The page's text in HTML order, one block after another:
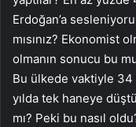
Erdoğan’a
mısınız? Ekonomist
olmanın sonucu bu
Bu ülkede vaktiyle 34
yılda tek haneye
mı? Peki bu nasıl